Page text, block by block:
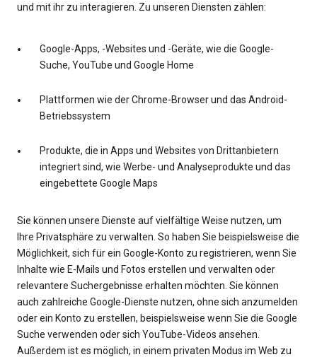
und mit ihr zu interagieren. Zu unseren Diensten zählen:
Google-Apps, -Websites und -Geräte, wie die Google-
Suche, YouTube und Google Home
Plattformen wie der Chrome-Browser und das Android-
Betriebssystem
Produkte, die in Apps und Websites von Drittanbietern
integriert sind, wie Werbe- und Analyseprodukte und das
eingebettete Google Maps
Sie können unsere Dienste auf vielfältige Weise nutzen, um
Ihre Privatsphäre zu verwalten. So haben Sie beispielsweise die
Möglichkeit, sich für ein Google-Konto zu registrieren, wenn Sie
Inhalte wie E-Mails und Fotos erstellen und verwalten oder
relevantere Suchergebnisse erhalten möchten. Sie können
auch zahlreiche Google-Dienste nutzen, ohne sich anzumelden
oder ein Konto zu erstellen, beispielsweise wenn Sie die Google
Suche verwenden oder sich YouTube-Videos ansehen.
Außerdem ist es möglich, in einem privaten Modus im Web zu